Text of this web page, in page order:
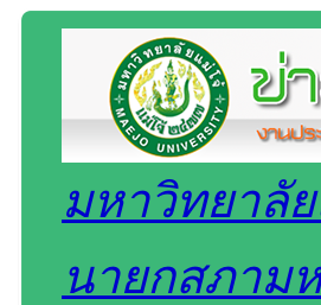
มหาวิทยาลั
นายกสภาม